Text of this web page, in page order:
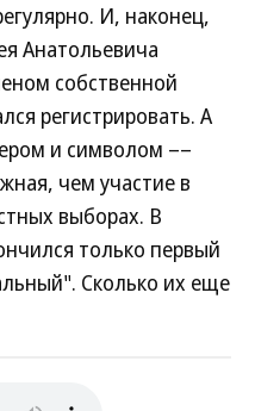
И, наконец,
Анатольевича
собственной
регистрировать. А
и символом ––
чем участие в
выборах. В
только первый
Сколько их еще